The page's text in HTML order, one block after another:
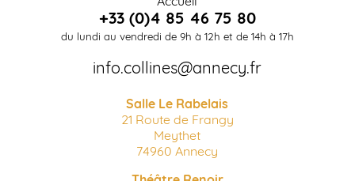
+33 (0)4 85 46 75 80
du lundi au vendredi de 9h à 12h et de 14h à 17h
info.collines@annecy.fr
Salle Le Rabelais
21 Route de Frangy
Meythet
74960 Annecy